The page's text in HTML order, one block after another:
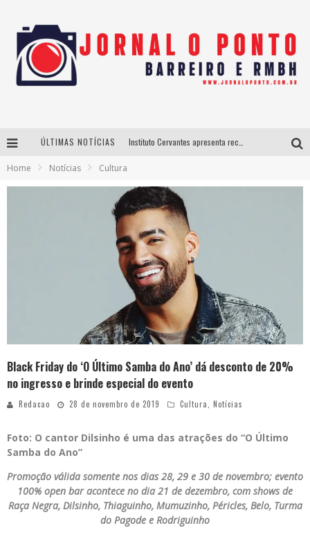
ÚLTIMAS NOTÍCIAS
Home Notícias Cultura
Black Friday do ‘O Último Samba do Ano’ dá desconto de 20%
no ingresso e brinde especial do evento
Redacao 28 de novembro de 2019 Cultura, Notícias
Foto: O cantor Dilsinho é uma das atrações do “O Último
Samba do Ano”
Promoção válida somente nos dias 28, 29 e 30 de novembro; evento
100% open bar acontece no dia 21 de dezembro, com shows de
Raça Negra, Dilsinho, Thiaguinho, Mumuzinho, Péricles, Belo, Turma
do Pagode e Rodriguinho